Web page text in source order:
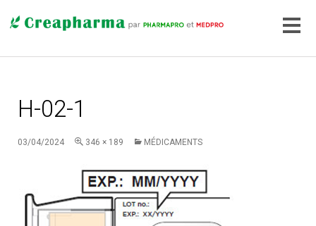
H-02-1
03/04/2024 346 × 189 MÉDICAMENTS